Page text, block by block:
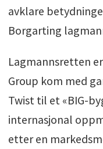
avklare
Borgarting
Lagmannsretten
Group kom med
Twist til et «BIG-
internasjonal
etter en